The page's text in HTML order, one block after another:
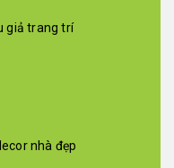
giả trang trí
nhà đẹp